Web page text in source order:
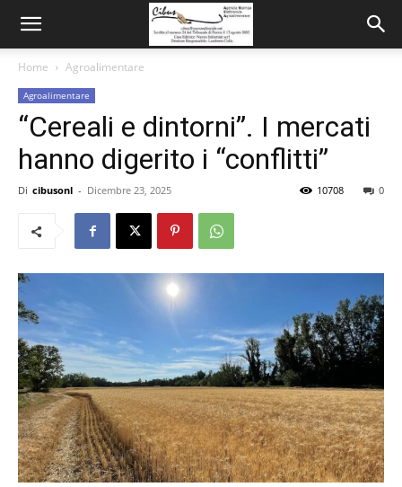
Home Agroalimentare
Agroalimentare
“Cereali e dintorni”. I mercati
hanno digerito i “conflitti”
Di cibusonl - Dicembre 23, 2025 0
10708